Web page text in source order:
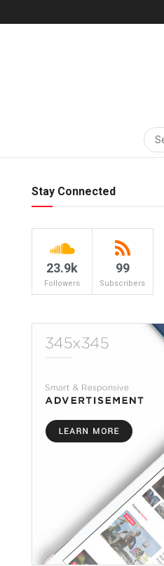
Stay Connected
23.9k
Followers
99
Subscribers